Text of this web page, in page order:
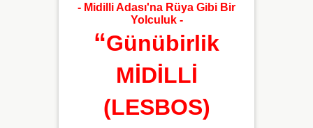
- Midilli Adası'na Rüya Gibi Bir
Yolculuk -
“Günübirlik
MİDİLLİ
(LESBOS)